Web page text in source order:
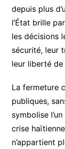
depuis plus
l’État brille
les décisions
sécurité, leur
leur liberté
La fermeture
publiques,
symbolise
crise
n’appartient